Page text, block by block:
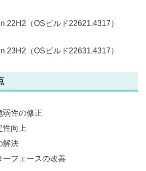
22H2（OSビルド22621.4317）
23H2（OSビルド22631.4317）
弱性の修正
性向上
解決
ーフェースの改善